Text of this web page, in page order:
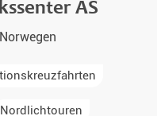
AS
Nordlichtouren